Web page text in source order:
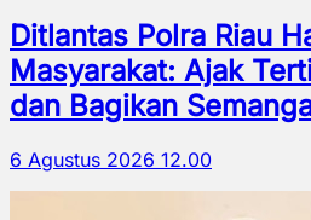
Ditlantas Polra Riau
Masyarakat: Ajak
dan Bagikan
6 Agustus 2026 12.00